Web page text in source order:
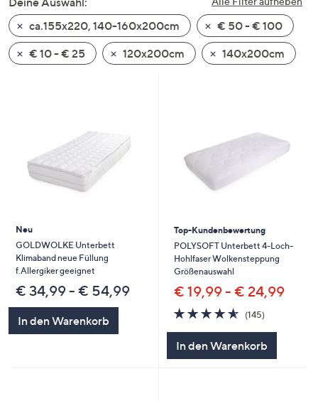
unten
oder
wischen
Sie
bzw.
rechts,
anzuzeigen.
ca.155x220, 140-160x200cm
€ 50 - € 100
€ 10 - € 25
120x200cm 140x200cm
Neu
GOLDWOLKE Unterbett
Klimaband neue Füllung
f.Allergiker geeignet
€ 34,99 - € 54,99
In den Warenkorb
Top-Kundenbewertung
POLYSOFT Unterbett 4-Loch-
Hohlfaser Wolkensteppung
Größenauswahl
€ 19,99 - € 24,99
4.6
von
(145)145
In den Warenkorb